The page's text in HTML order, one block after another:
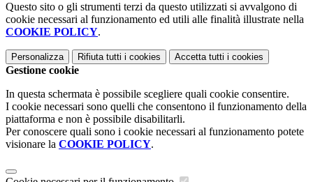
Questo sito o gli strumenti terzi da questo utilizzati si avvalgono di
cookie necessari al funzionamento ed utili alle finalità illustrate nella
COOKIE POLICY.
Personalizza Rifiuta tutti i cookies Accetta tutti i cookies
Gestione cookie
In questa schermata è possibile scegliere quali cookie consentire.
I cookie necessari sono quelli che consentono il funzionamento della
piattaforma e non è possibile disabilitarli.
Per conoscere quali sono i cookie necessari al funzionamento potete
visionare la COOKIE POLICY.